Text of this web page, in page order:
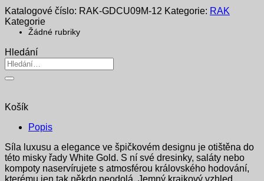
Katalogové číslo: RAK-GDCU09M-12 Kategorie: RAK
Kategorie
Žádné rubriky
Hledání
Hledat:
Košík
Popis
Síla luxusu a elegance ve špičkovém designu je otištěna do
této misky řady White Gold. S ní své dresinky, saláty nebo
kompoty naservírujete s atmosférou královského hodování,
kterému jen tak někdo neodolá. Jemný krajkový vzhled